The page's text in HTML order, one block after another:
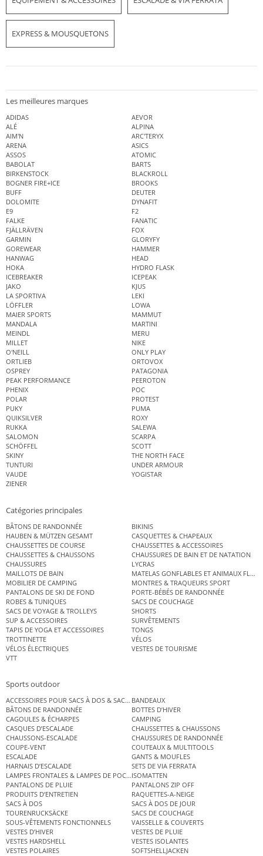
EXPRESS & MOUSQUETONS
Les meilleures marques
ADIDAS
AEVOR
ALÉ
ALPINA
AIM'N
ARC'TERYX
ARENA
ASICS
ASSOS
ATOMIC
BABOLAT
BARTS
BIRKENSTOCK
BLACKROLL
BOGNER FIRE+ICE
BROOKS
BUFF
DEUTER
DOLOMITE
DYNAFIT
E9
F2
FALKE
FANATIC
FJÄLLRÄVEN
FOX
GARMIN
GLORYFY
GOREWEAR
HAMMER
HANWAG
HEAD
HOKA
HYDRO FLASK
ICEBREAKER
ICEPEAK
JAKO
KJUS
LA SPORTIVA
LEKI
LÖFFLER
LOWA
MAIER SPORTS
MAMMUT
MANDALA
MARTINI
MEINDL
MERU
MILLET
NIKE
O'NEILL
ONLY PLAY
ORTLIEB
ORTOVOX
OSPREY
PATAGONIA
PEAK PERFORMANCE
PEEROTON
PHENIX
POC
POLAR
PROTEST
PUKY
PUMA
QUIKSILVER
ROXY
RUKKA
SALEWA
SALOMON
SCARPA
SCHÖFFEL
SCOTT
SKINY
THE NORTH FACE
TUNTURI
UNDER ARMOUR
VAUDE
YOGISTAR
ZIENER
Catégories principales
BÂTONS DE RANDONNÉE
BIKINIS
HAUBEN & MÜTZEN GESAMT
CASQUETTES & CHAPEAUX
CHAUSSETTES DE COURSE
CHAUSSETTES & ACCESSOIRES
CHAUSSETTES & CHAUSSONS
CHAUSSURES DE BAIN ET DE NATATION
CHAUSSURES
LYCRAS
MAILLOTS DE BAIN
MATELAS GONFLABLES ET ANIMAUX
MOBILIER DE CAMPING
MONTRES & TRAQUEURS SPORT
PANTALONS DE SKI DE FOND
PORTE-BÉBÉS DE RANDONNÉE
ROBES & TUNIQUES
SACS DE COUCHAGE
SACS DE VOYAGE & TROLLEYS
SHORTS
SUP & ACCESSOIRES
SURVÊTEMENTS
TAPIS DE YOGA ET ACCESSOIRES
TONGS
TROTTINETTE
VÉLOS
VÉLOS ÉLECTRIQUES
VESTES DE TOURISME
VTT
Sports outdoor
ACCESSOIRES POUR SACS À DOS & SACS ÉTANCHES
BANDEAUX
BÂTONS DE RANDONNÉE
BOTTES D’HIVER
CAGOULES & ÉCHARPES
CAMPING
CASQUES D’ESCALADE
CHAUSSETTES & CHAUSSONS
CHAUSSONS-ESCALADE
CHAUSSURES DE RANDONNÉE
COUPE-VENT
COUTEAUX & MULTITOOLS
ESCALADE
GANTS & MOUFLES
HARNAIS D’ESCALADE
SETS DE VIA FERRATA
LAMPES FRONTALES & LAMPES DE POCHEISOMATTEN
PANTALONS DE PLUIE
PANTALONS ZIP OFF
PRODUITS D’ENTRETIEN
RAQUETTES-A-NEIGE
SACS À DOS
SACS À DOS DE JOUR
TOURENRUCKSÄCKE
SACS DE COUCHAGE
SOUS-VÊTEMENTS FONCTIONNELS
VAISSELLE & COUVERTS
VESTES D’HIVER
VESTES DE PLUIE
VESTES HARDSHELL
VESTES ISOLANTES
VESTES POLAIRES
SOFTSHELLJACKEN